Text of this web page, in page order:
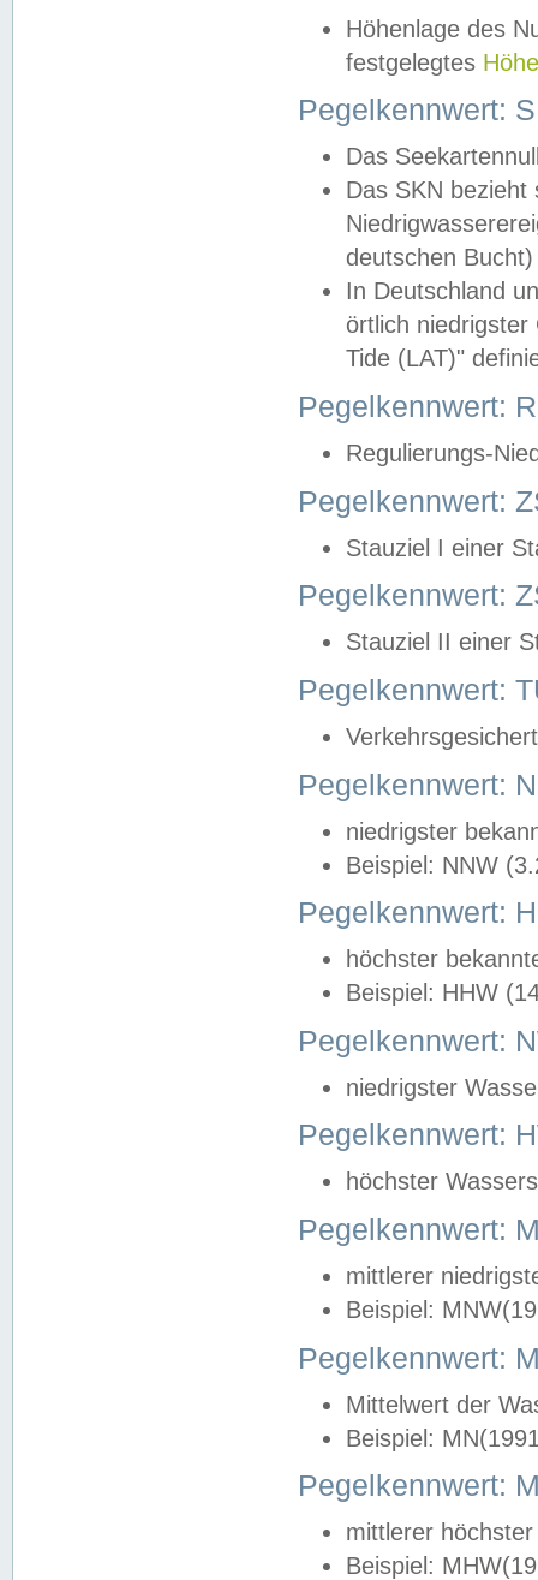
Höhenlage des
festgelegtes
Pegelkennwert:
Das
Das SKN
deutschen
In Deutschland
örtlich
Tide (LAT)"
Pegelkennwert:
Regulierungs-
Pegelkennwert:
Stauziel I einer
Pegelkennwert:
Stauziel II einer
Pegelkennwert:
Pegelkennwert:
niedrigster
Beispiel: NNW
Pegelkennwert:
höchster
Beispiel: HHW
Pegelkennwert:
niedrigster
Pegelkennwert:
höchster
Pegelkennwert:
mittlerer
Beispiel:
Pegelkennwert:
Mittelwert der
Beispiel:
Pegelkennwert:
mittlerer
Beispiel: